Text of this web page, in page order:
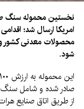
نخستین محموله سنگ
امریکا ارسال شد؛
محصولات معدنی کشور و
شود.
صادر شده و شامل سنگ
از طریق اتاق صنایع